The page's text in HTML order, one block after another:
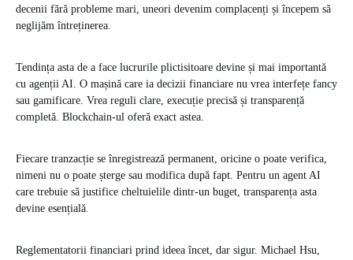
decenii fără probleme mari, uneori devenim complacenți și începem să
neglijăm întreținerea.
Tendința asta de a face lucrurile plictisitoare devine și mai importantă
cu agenții AI. O mașină care ia decizii financiare nu vrea interfețe fancy
sau gamificare. Vrea reguli clare, execuție precisă și transparență
completă. Blockchain-ul oferă exact astea.
Fiecare tranzacție se înregistrează permanent, oricine o poate verifica,
nimeni nu o poate șterge sau modifica după fapt. Pentru un agent AI
care trebuie să justifice cheltuielile dintr-un buget, transparența asta
devine esențială.
Reglementatorii financiari prind ideea încet, dar sigur. Michael Hsu,